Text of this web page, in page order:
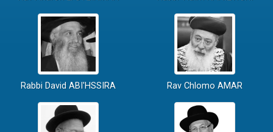
Rabbi David ABI'HSSIRA Rav Chlomo AMAR